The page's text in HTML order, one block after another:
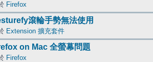
Firefox
滾輪手勢無法使用
Extension 擴充套件
on Mac 全螢幕問題
Firefox